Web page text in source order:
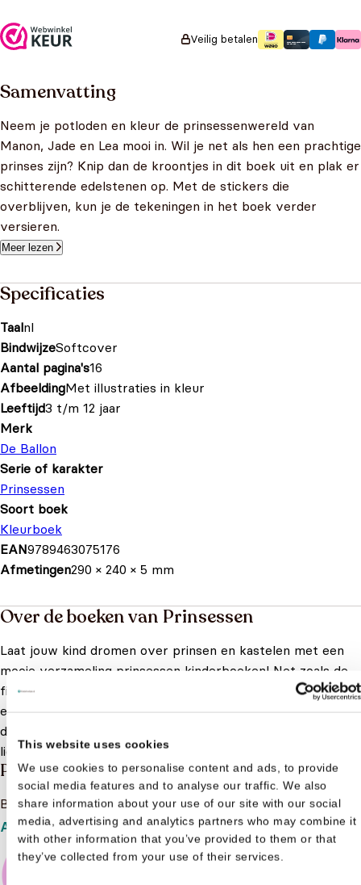
This website uses cookies
We use cookies to personalise content and ads, to provide
social media features and to analyse our traffic. We also
share information about your use of our site with our social
media, advertising and analytics partners who may combine it
with other information that you’ve provided to them or that
they’ve collected from your use of their services.
Veilig betalen
Samenvatting
Neem je potloden en kleur de prinsessenwereld van
Manon, Jade en Lea mooi in. Wil je net als hen een prachtige
prinses zijn? Knip dan de kroontjes in dit boek uit en plak er
schitterende edelstenen op. Met de stickers die
overblijven, kun je de tekeningen in het boek verder
versieren.
Meer lezen
Specificaties
Taalnl
BindwijzeSoftcover
Aantal pagina's16
AfbeeldingMet illustraties in kleur
Leeftijd3 t/m 12 jaar
Merk
De Ballon
Serie of karakter
Prinsessen
Soort boek
Kleurboek
EAN9789463075176
Afmetingen290 × 240 × 5 mm
Over de boeken van Prinsessen
Laat jouw kind dromen over prinsen en kastelen met een
mooie verzameling prinsessen kinderboeken! Net zoals de
films zijn de prinsessenboeken gevuld met magie, avontuur
en vriendschap. Hier vind je vast het perfecte boek over
de sprookjesachtige wereld van zijn of haar
lievelingsprinses(sen). Meer lezen
Prinsessen
Bekijk het boeken aanbod van Prinsessen
Aanbod